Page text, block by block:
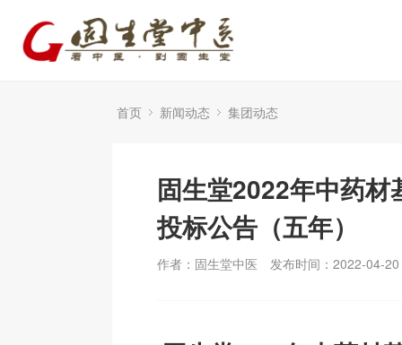
首页 新闻动态 集团动态
固生堂2022年中药材
投标公告（五年）
作者：固生堂中医 发布时间：2022-04-20